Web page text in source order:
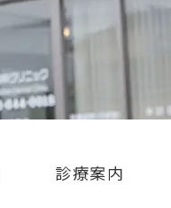
診療案内